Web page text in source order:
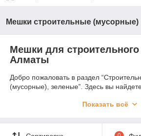
Мешки строительные (мусорные)
Мешки для
Алматы
Добро пожаловать в раздел
(мусорные), зеленые”. Здесь вы
утилизации строительного мусора.
ют
большие
Показать всё